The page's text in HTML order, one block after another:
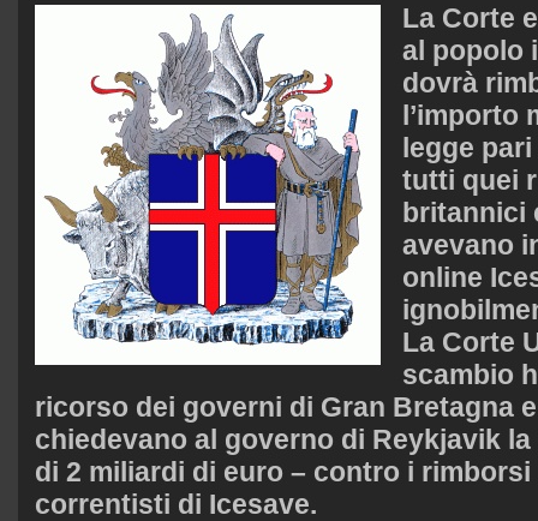
La Corte
al popolo
dovrà
l’importo
legge
tutti quei
britannici
avevano
online
La Corte
scambio
ricorso dei governi di Gran Bretagna
chiedevano al governo di Reykjavik
di 2 miliardi di euro – contro i
correntisti di Icesave.